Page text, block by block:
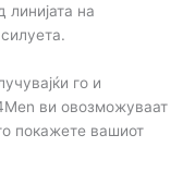
на
го и
ви овозможуваат
покажете вашиот